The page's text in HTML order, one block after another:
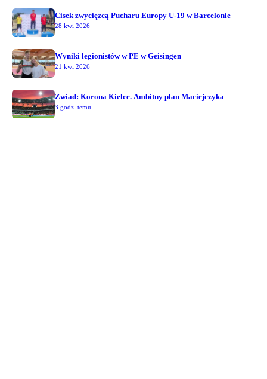
Cisek zwycięzcą Pucharu Europy U-19 w Barcelonie
28 kwi 2026
Wyniki legionistów w PE w Geisingen
21 kwi 2026
Zwiad: Korona Kielce. Ambitny plan Maciejczyka
3 godz. temu